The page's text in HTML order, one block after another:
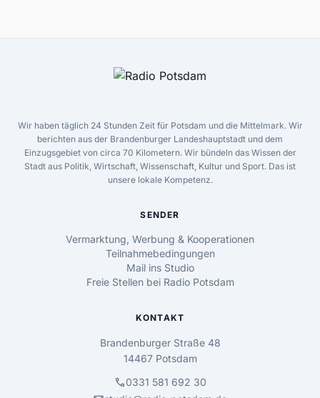
Wir haben täglich 24 Stunden Zeit für Potsdam und die Mittelmark. Wir
berichten aus der Brandenburger Landeshauptstadt und dem
Einzugsgebiet von circa 70 Kilometern. Wir bündeln das Wissen der
Stadt aus Politik, Wirtschaft, Wissenschaft, Kultur und Sport. Das ist
unsere lokale Kompetenz.
SENDER
Vermarktung, Werbung & Kooperationen
Teilnahmebedingungen
Mail ins Studio
Freie Stellen bei Radio Potsdam
KONTAKT
Brandenburger Straße 48
14467 Potsdam
call0331 581 692 30